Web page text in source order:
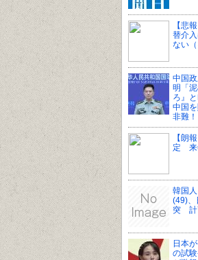
【悲
替介
ない（
中国
明「
ろ』
中国
非難！
【朗
定 来
韓国
(49)、
突 計
日本
の試